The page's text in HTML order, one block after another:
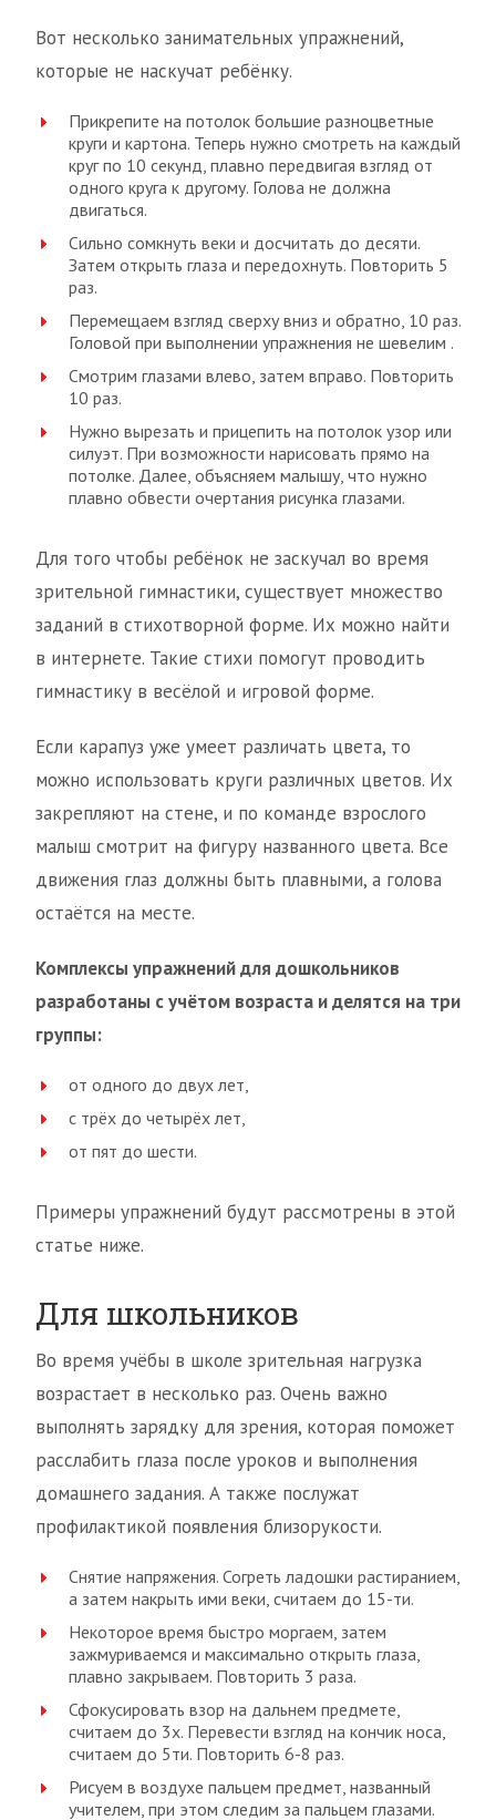
Вот несколько занимательных упражнений,
которые не наскучат ребёнку.
Прикрепите на потолок большие разноцветные
круги и картона. Теперь нужно смотреть на каждый
круг по 10 секунд, плавно передвигая взгляд от
одного круга к другому. Голова не должна
двигаться.
Сильно сомкнуть веки и досчитать до десяти.
Затем открыть глаза и передохнуть. Повторить 5
раз.
Перемещаем взгляд сверху вниз и обратно, 10 раз.
Головой при выполнении упражнения не шевелим .
Смотрим глазами влево, затем вправо. Повторить
10 раз.
Нужно вырезать и прицепить на потолок узор или
силуэт. При возможности нарисовать прямо на
потолке. Далее, объясняем малышу, что нужно
плавно обвести очертания рисунка глазами.
Для того чтобы ребёнок не заскучал во время
зрительной гимнастики, существует множество
заданий в стихотворной форме. Их можно найти
в интернете. Такие стихи помогут проводить
гимнастику в весёлой и игровой форме.
Если карапуз уже умеет различать цвета, то
можно использовать круги различных цветов. Их
закрепляют на стене, и по команде взрослого
малыш смотрит на фигуру названного цвета. Все
движения глаз должны быть плавными, а голова
остаётся на месте.
Комплексы упражнений для дошкольников
разработаны с учётом возраста и делятся на три
группы:
от одного до двух лет,
с трёх до четырёх лет,
от пят до шести.
Примеры упражнений будут рассмотрены в этой
статье ниже.
Для школьников
Во время учёбы в школе зрительная нагрузка
возрастает в несколько раз. Очень важно
выполнять зарядку для зрения, которая поможет
расслабить глаза после уроков и выполнения
домашнего задания. А также послужат
профилактикой появления близорукости.
Снятие напряжения. Согреть ладошки растиранием,
а затем накрыть ими веки, считаем до 15-ти.
Некоторое время быстро моргаем, затем
зажмуриваемся и максимально открыть глаза,
плавно закрываем. Повторить 3 раза.
Сфокусировать взор на дальнем предмете,
считаем до 3х. Перевести взгляд на кончик носа,
считаем до 5ти. Повторить 6-8 раз.
Рисуем в воздухе пальцем предмет, названный
учителем, при этом следим за пальцем глазами.